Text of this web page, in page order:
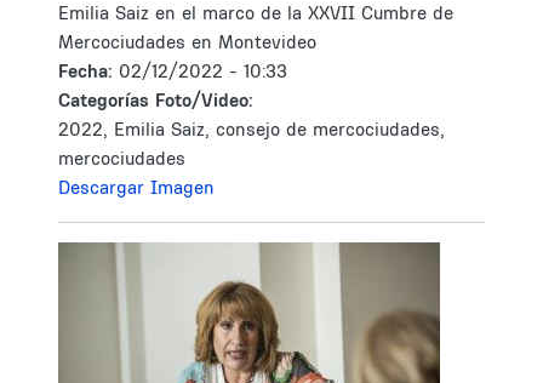
Emilia Saiz en el marco de la XXVII Cumbre de
Mercociudades en Montevideo
Fecha: 02/12/2022 - 10:33
Categorías Foto/Video:
2022, Emilia Saiz, consejo de mercociudades,
mercociudades
Descargar Imagen